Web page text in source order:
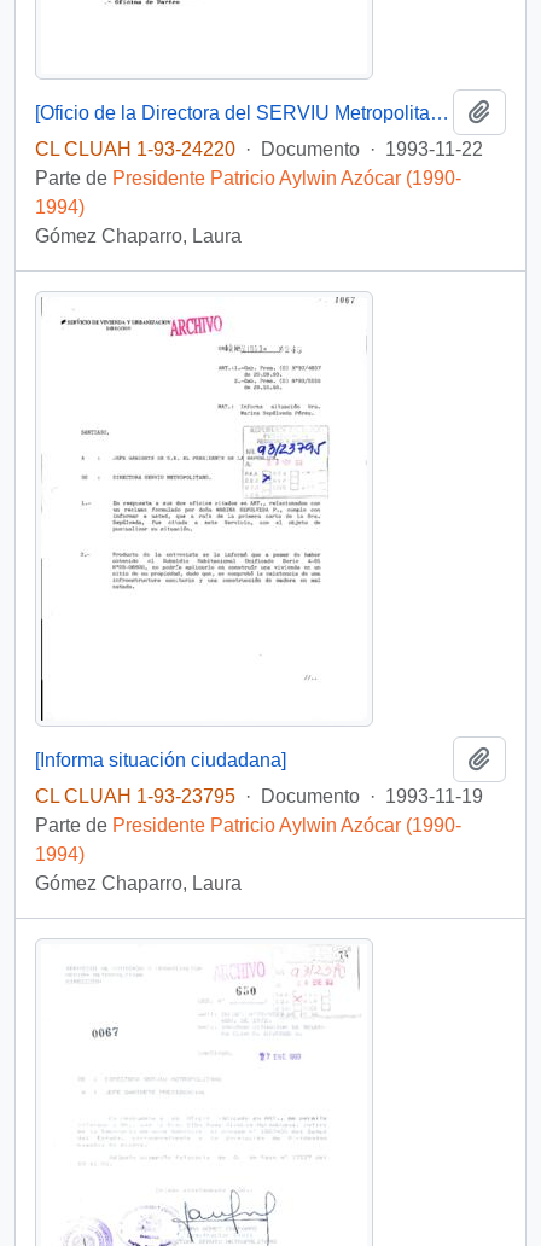
[Oficio de la Directora del SERVIU Metropolitano referente a solicitud ciudadana]
CL CLUAH 1-93-24220 · Documento · 1993-11-22
Parte de Presidente Patricio Aylwin Azócar (1990-
1994)
Gómez Chaparro, Laura
[Informa situación ciudadana]
CL CLUAH 1-93-23795 · Documento · 1993-11-19
Parte de Presidente Patricio Aylwin Azócar (1990-
1994)
Gómez Chaparro, Laura